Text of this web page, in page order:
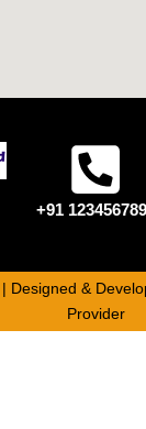
+91
Designed &
Provider